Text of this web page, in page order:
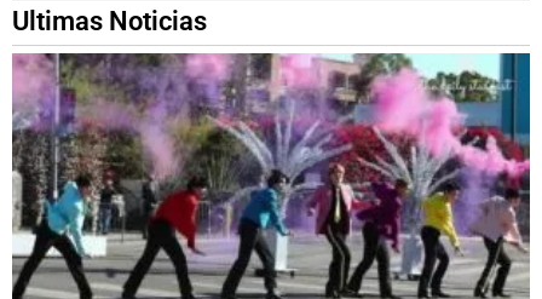
Ultimas Noticias